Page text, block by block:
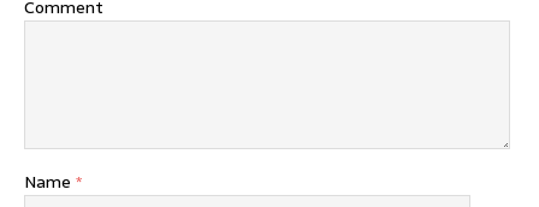
Comment
Name *